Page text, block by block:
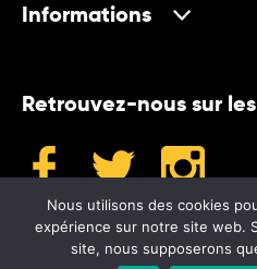
Informations
Retrouvez-nous sur
Nous utilisons des cookies
expérience sur notre site web.
site, nous supposerons